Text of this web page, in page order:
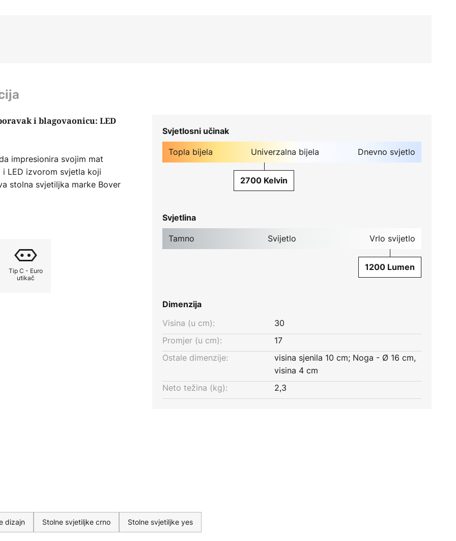
i blagovaonicu: LED
impresionira svojim mat
LED izvorom svjetla koji
stolna svjetiljka marke Bover
i besprijekorno se
se prebaciti na tri razine kako
situaciju - od umirujućeg
Tip C - Euro
utikač
Svjetlosni učinak
Topla bijela Univerzalna bijela Dnevno svjetlo
2700 Kelvin
Svjetlina
Tamno Svijetlo Vrlo svijetlo
1200 Lumen
Dimenzija
Visina (u cm):
30
Promjer (u cm):
17
Ostale dimenzije:
visina sjenila 10 cm; Noga - Ø 16 cm,
visina 4 cm
Neto težina (kg):
2,3
dizajn Stolne svjetiljke crno Stolne svjetiljke yes